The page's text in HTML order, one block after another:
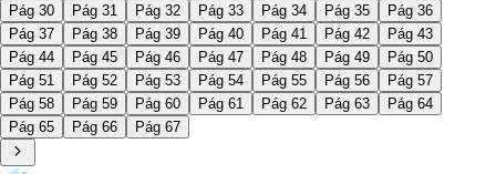
Pág 30
Pág 31 Pág 32 Pág 33 Pág 34 Pág 35
Pág 36
Pág 37
Pág 38 Pág 39 Pág 40 Pág 41 Pág 42
Pág 43
Pág 44
Pág 45 Pág 46 Pág 47 Pág 48 Pág 49
Pág 50
Pág 51
Pág 52 Pág 53 Pág 54 Pág 55 Pág 56
Pág 57
Pág 58
Pág 59 Pág 60 Pág 61 Pág 62 Pág 63
Pág 64
Pág 65
Pág 66 Pág 67